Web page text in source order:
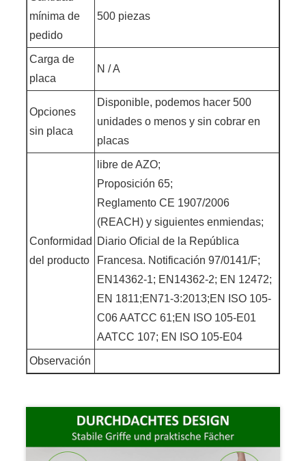
mínima de
pedido
500 piezas
Carga de
placa
N / A
Opciones
sin placa
Disponible, podemos hacer 500
unidades o menos y sin cobrar en
placas
Conformidad
del producto
libre de AZO;
Proposición 65;
Reglamento CE 1907/2006
(REACH) y siguientes enmiendas;
Diario Oficial de la República
Francesa. Notificación 97/0141/F;
EN14362-1; EN14362-2; EN 12472;
EN 1811;EN71-3:2013;EN ISO 105-
C06 AATCC 61;EN ISO 105-E01
AATCC 107; EN ISO 105-E04
Observación